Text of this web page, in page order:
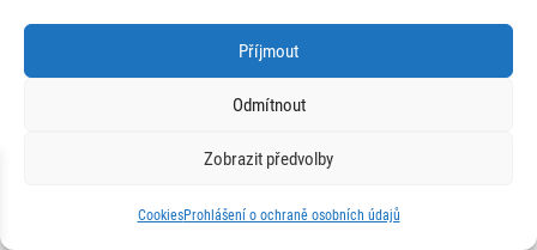
Příjmout
Odmítnout
Zobrazit předvolby
CookiesProhlášení o ochraně osobních údajů